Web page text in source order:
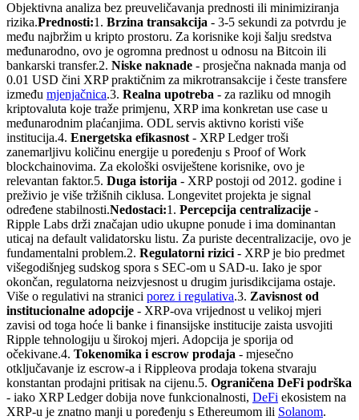
Objektivna analiza bez preuveličavanja prednosti ili minimiziranja
rizika.Prednosti:1. Brzina transakcija - 3-5 sekundi za potvrdu je
među najbržim u kripto prostoru. Za korisnike koji šalju sredstva
međunarodno, ovo je ogromna prednost u odnosu na Bitcoin ili
bankarski transfer.2. Niske naknade - prosječna naknada manja od
0.01 USD čini XRP praktičnim za mikrotransakcije i česte transfere
između mjenjačnica.3. Realna upotreba - za razliku od mnogih
kriptovaluta koje traže primjenu, XRP ima konkretan use case u
međunarodnim plaćanjima. ODL servis aktivno koristi više
institucija.4. Energetska efikasnost - XRP Ledger troši
zanemarljivu količinu energije u poređenju s Proof of Work
blockchainovima. Za ekološki osviještene korisnike, ovo je
relevantan faktor.5. Duga istorija - XRP postoji od 2012. godine i
preživio je više tržišnih ciklusa. Longevitet projekta je signal
određene stabilnosti.Nedostaci:1. Percepcija centralizacije -
Ripple Labs drži značajan udio ukupne ponude i ima dominantan
uticaj na default validatorsku listu. Za puriste decentralizacije, ovo je
fundamentalni problem.2. Regulatorni rizici - XRP je bio predmet
višegodišnjeg sudskog spora s SEC-om u SAD-u. Iako je spor
okončan, regulatorna neizvjesnost u drugim jurisdikcijama ostaje.
Više o regulativi na stranici porez i regulativa.3. Zavisnost od
institucionalne adopcije - XRP-ova vrijednost u velikoj mjeri
zavisi od toga hoće li banke i finansijske institucije zaista usvojiti
Ripple tehnologiju u širokoj mjeri. Adopcija je sporija od
očekivane.4. Tokenomika i escrow prodaja - mjesečno
otključavanje iz escrow-a i Rippleova prodaja tokena stvaraju
konstantan prodajni pritisak na cijenu.5. Ograničena DeFi podrška
- iako XRP Ledger dobija nove funkcionalnosti, DeFi ekosistem na
XRP-u je znatno manji u poređenju s Ethereumom ili Solanom.